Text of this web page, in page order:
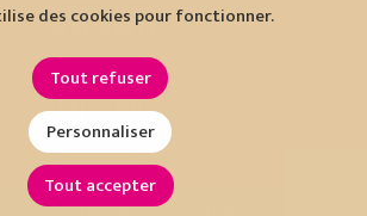
04 93 18 80 10
des cookies pour fonctionner.
Tout refuser
Personnaliser
Tout accepter